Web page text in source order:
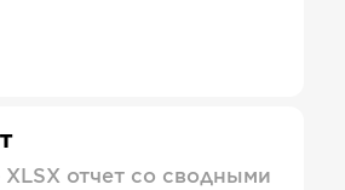
XLSX отчет со сводными